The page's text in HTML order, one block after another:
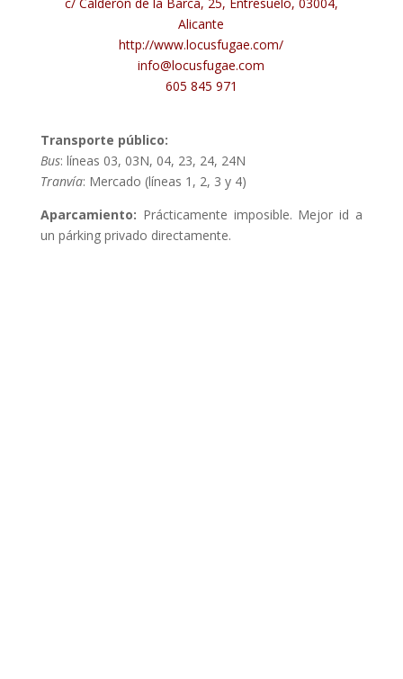
Alicante
http://www.locusfugae.com/
info@locusfugae.com
605 845 971
Transporte público:
Bus: líneas 03, 03N, 04, 23, 24, 24N
Tranvía: Mercado (líneas 1, 2, 3 y 4)
Aparcamiento: Prácticamente imposible. Mejor id a
un párking privado directamente.